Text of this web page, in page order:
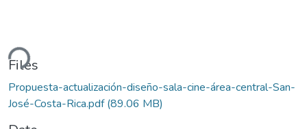
Files
Propuesta-actualización-diseño-sala-cine-área-central-San-
José-Costa-Rica.pdf(89.06 MB)